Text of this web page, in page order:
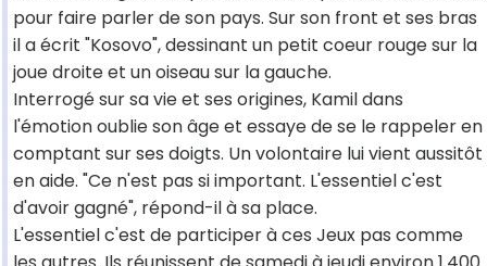
pour faire parler de son pays. Sur son front et ses bras
il a écrit "Kosovo", dessinant un petit coeur rouge sur la
joue droite et un oiseau sur la gauche.
Interrogé sur sa vie et ses origines, Kamil dans
l'émotion oublie son âge et essaye de se le rappeler en
comptant sur ses doigts. Un volontaire lui vient aussitôt
en aide. "Ce n'est pas si important. L'essentiel c'est
d'avoir gagné", répond-il à sa place.
L'essentiel c'est de participer à ces Jeux pas comme